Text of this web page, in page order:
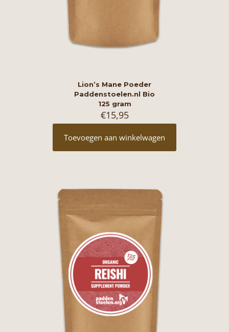
Lion’s Mane Poeder
Paddenstoelen.nl Bio
125 gram
€15,95
Toevoegen aan winkelwagen